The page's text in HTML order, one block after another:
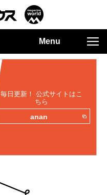
Menu
毎日更新！ 公式サイトはこ
ちら
anan